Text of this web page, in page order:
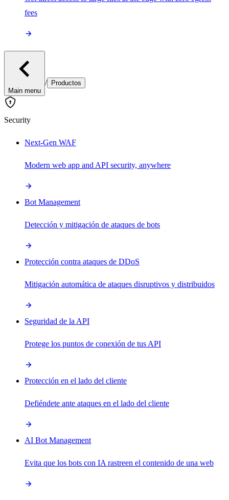
fees
Main menu
/ Productos
Security
Next-Gen WAF
Modern web app and API security, anywhere
Bot Management
Detección y mitigación de ataques de bots
Protección contra ataques de DDoS
Mitigación automática de ataques disruptivos y distribuidos
Seguridad de la API
Protege los puntos de conexión de tus API
Protección en el lado del cliente
Defiéndete ante ataques en el lado del cliente
AI Bot Management
Evita que los bots con IA rastreen el contenido de una web